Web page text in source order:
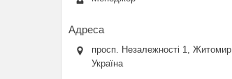
просп. Незалежності 1, Житомир,
Україна